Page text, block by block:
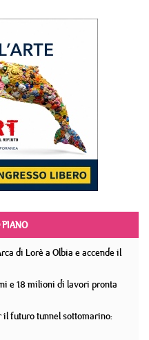
di Lorè a Olbia e accende il
e 18 milioni di lavori pronta
futuro tunnel sottomarino: